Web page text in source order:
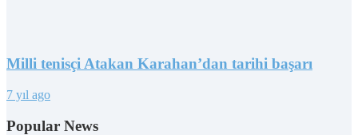
Milli tenisçi Atakan Karahan’dan tarihi başarı
7 yıl ago
Popular News